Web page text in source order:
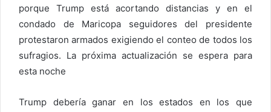
porque Trump está acortando distancias y en el
condado de Maricopa seguidores del presidente
protestaron armados exigiendo el conteo de todos los
sufragios. La próxima actualización se espera para
esta noche
Trump debería ganar en los estados en los que